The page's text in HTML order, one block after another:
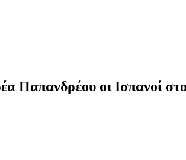
Παπανδρέου οι Ισπανοί